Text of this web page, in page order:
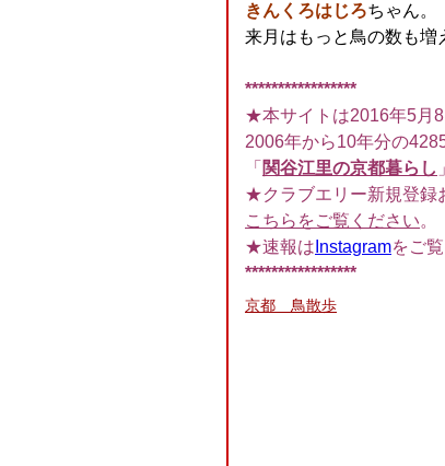
きんくろはじろちゃん。
来月はもっと鳥の数も増
*****************
★本サイトは2016年5月8
2006年から10年分の
「 関谷江里の京都暮らし
★クラブエリー新規登録
こちらをご覧ください。
★速報は Instagramをご
*****************
京都 鳥散歩